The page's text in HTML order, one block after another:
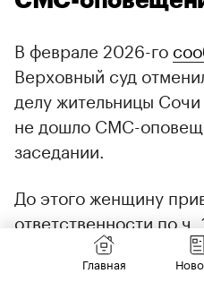
В феврале 2026-го
Верховный суд
делу жительницы Сочи
не дошло СМС-
заседании.
До этого женщину
ответственности по ч.
Мировой суд
права управления
Главная